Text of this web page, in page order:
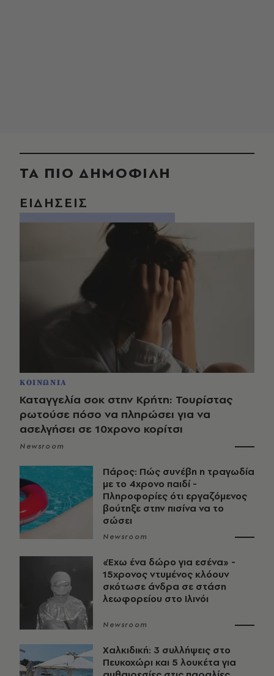
ΤΑ ΠΙΟ ΔΗΜΟΦΙΛΗ
ΕΙΔΗΣΕΙΣ
ΚΟΙΝΩΝΙΑ
Καταγγελία σοκ στην Κρήτη: Τουρίστας
ρωτούσε πόσο να πληρώσει για να
ασελγήσει σε 10χρονο κορίτσι
Newsroom
Πάρος: Πώς συνέβη η τραγωδία
με το 4χρονο παιδί -
Πληροφορίες ότι εργαζόμενος
βούτηξε στην πισίνα να το
σώσει
Newsroom
«Έχω ένα δώρο για εσένα» -
15χρονος ντυμένος κλόουν
σκότωσε άνδρα σε στάση
λεωφορείου στο Ιλινόι
Newsroom
Χαλκιδική: 3 συλλήψεις στο
Πευκοχώρι και 5 λουκέτα για